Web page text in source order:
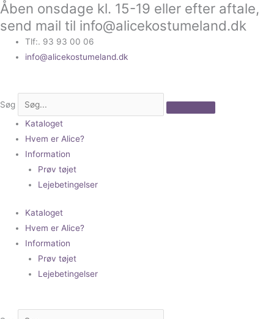
Gå
til
indholdet
Åben onsdage kl. 15-19 eller efter aftale,
send mail til info@alicekostumeland.dk
Tlf:. 93 93 00 06
info@alicekostumeland.dk
Søg
Kataloget
Hvem er Alice?
Information
Prøv tøjet
Lejebetingelser
Kataloget
Hvem er Alice?
Information
Prøv tøjet
Lejebetingelser